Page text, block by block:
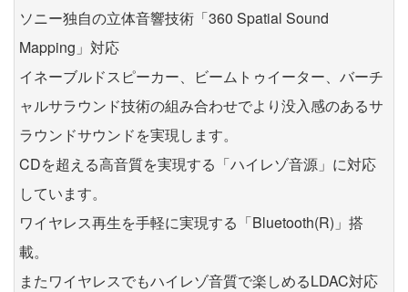
ソニー独自の立体音響技術「360 Spatial Sound
Mapping」対応
イネーブルドスピーカー、ビームトゥイーター、バーチ
ャルサラウンド技術の組み合わせでより没入感のあるサ
ラウンドサウンドを実現します。
CDを超える高音質を実現する「ハイレゾ音源」に対応
しています。
ワイヤレス再生を手軽に実現する「Bluetooth(R)」搭
載。
またワイヤレスでもハイレゾ音質で楽しめるLDAC対応